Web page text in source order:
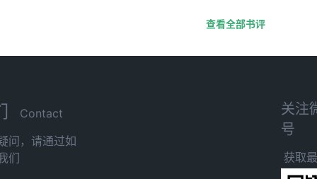
查看全部书评
Contact
问，请通过如
们
关注
号
获取